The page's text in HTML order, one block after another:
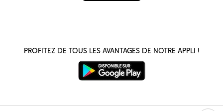
Profitez de tous les avantages de notre appli !